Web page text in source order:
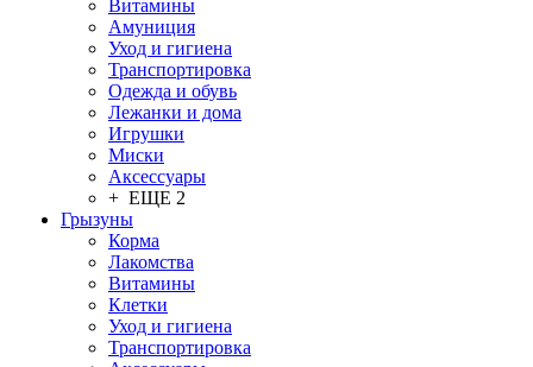
Витамины
Амуниция
Уход и гигиена
Транспортировка
Одежда и обувь
Лежанки и дома
Игрушки
Миски
Аксессуары
+ ЕЩЕ 2
Грызуны
Корма
Лакомства
Витамины
Клетки
Уход и гигиена
Транспортировка